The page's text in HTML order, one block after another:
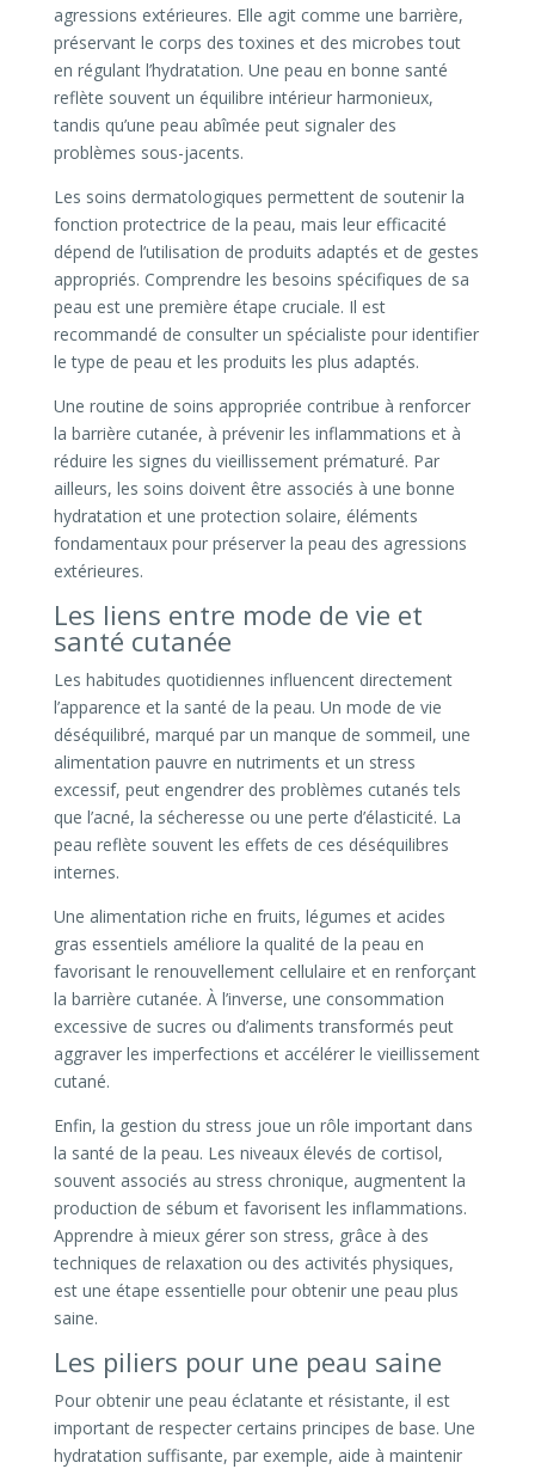
agressions extérieures. Elle agit comme une barrière,
préservant le corps des toxines et des microbes tout
en régulant l’hydratation. Une peau en bonne santé
reflète souvent un équilibre intérieur harmonieux,
tandis qu’une peau abîmée peut signaler des
problèmes sous-jacents.
Les soins dermatologiques permettent de soutenir la
fonction protectrice de la peau, mais leur efficacité
dépend de l’utilisation de produits adaptés et de gestes
appropriés. Comprendre les besoins spécifiques de sa
peau est une première étape cruciale. Il est
recommandé de consulter un spécialiste pour identifier
le type de peau et les produits les plus adaptés.
Une routine de soins appropriée contribue à renforcer
la barrière cutanée, à prévenir les inflammations et à
réduire les signes du vieillissement prématuré. Par
ailleurs, les soins doivent être associés à une bonne
hydratation et une protection solaire, éléments
fondamentaux pour préserver la peau des agressions
extérieures.
Les liens entre mode de vie et
santé cutanée
Les habitudes quotidiennes influencent directement
l’apparence et la santé de la peau. Un mode de vie
déséquilibré, marqué par un manque de sommeil, une
alimentation pauvre en nutriments et un stress
excessif, peut engendrer des problèmes cutanés tels
que l’acné, la sécheresse ou une perte d’élasticité. La
peau reflète souvent les effets de ces déséquilibres
internes.
Une alimentation riche en fruits, légumes et acides
gras essentiels améliore la qualité de la peau en
favorisant le renouvellement cellulaire et en renforçant
la barrière cutanée. À l’inverse, une consommation
excessive de sucres ou d’aliments transformés peut
aggraver les imperfections et accélérer le vieillissement
cutané.
Enfin, la gestion du stress joue un rôle important dans
la santé de la peau. Les niveaux élevés de cortisol,
souvent associés au stress chronique, augmentent la
production de sébum et favorisent les inflammations.
Apprendre à mieux gérer son stress, grâce à des
techniques de relaxation ou des activités physiques,
est une étape essentielle pour obtenir une peau plus
saine.
Les piliers pour une peau saine
Pour obtenir une peau éclatante et résistante, il est
important de respecter certains principes de base. Une
hydratation suffisante, par exemple, aide à maintenir